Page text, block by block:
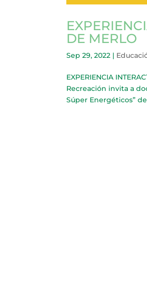
DE MERLO
Sep 29, 2022 |
EXPERIENCIA
Recreación invita a
Súper Energéticos”